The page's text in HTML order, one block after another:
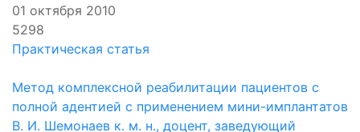
01 октября 2010
5298
Практическая статья
Метод комплексной реабилитации пациентов с
полной адентией с применением мини-имплантатов
В. И. Шемонаев к. м. н., доцент, заведующий